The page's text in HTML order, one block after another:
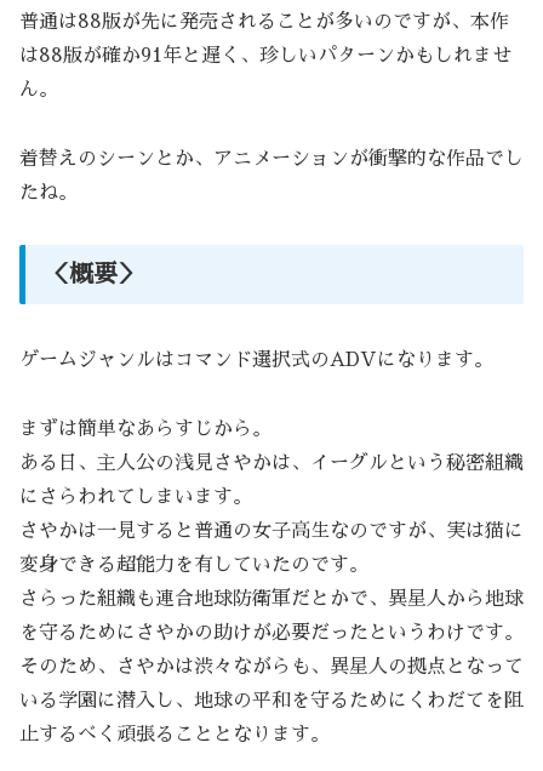
普通は88版が先に発売されることが多いのですが、本作
は88版が確か91年と遅く、珍しいパターンかもしれませ
ん。
着替えのシーンとか、アニメーションが衝撃的な作品でし
たね。
＜概要＞
ゲームジャンルはコマンド選択式のADVになります。
まずは簡単なあらすじから。
ある日、主人公の浅見さやかは、イーグルという秘密組織
にさらわれてしまいます。
さやかは一見すると普通の女子高生なのですが、実は猫に
変身できる超能力を有していたのです。
さらった組織も連合地球防衛軍だとかで、異星人から地球
を守るためにさやかの助けが必要だったというわけです。
そのため、さやかは渋々ながらも、異星人の拠点となって
いる学園に潜入し、地球の平和を守るためにくわだてを阻
止するべく頑張ることとなります。